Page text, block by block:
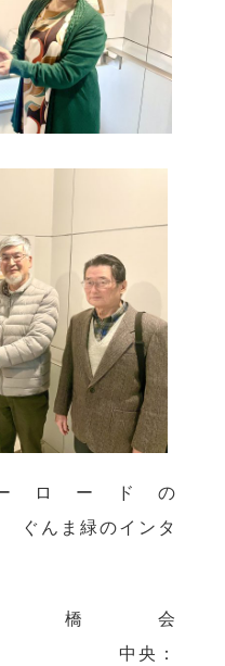
ロードの
インタ
橋会
：